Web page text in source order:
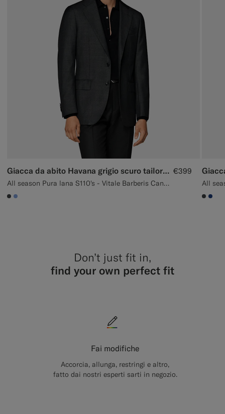
Giacca da abito Havana grigio scuro tailored fit
All season Pura lana S110's - Vitale Barberis Canonico, Italia
€399
#3d4043
#82A1DC
All
Don’t just fit in,
find your own perfect fit
Fai modifiche
Accorcia, allunga, restringi e altro,
fatto dai nostri esperti sarti in negozio.